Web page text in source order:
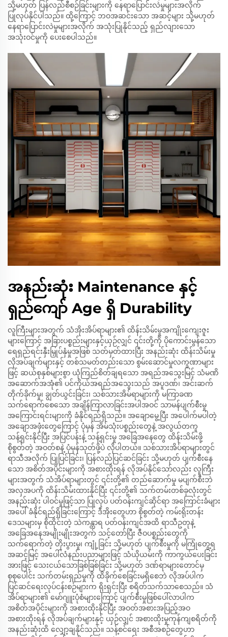
သို့မဟုတ် ပြန်လည်စီစဉ်ခြင်းများကို နေရာပြောင်းလဲမှုများအလိုက်
ပြုလုပ်နိုင်ပါသည်။ ထို့ကြောင့် ဘဝအဆင်းသော အဆင့်များ သို့မဟုတ်
နေရာပြောင်းလဲမှုများအလိုက် အသုံးပြုနိုင်သည့် ရှည်လျားသော
အသုံးဝင်မှုကို ပေးစေပါသည်။
အနည်းဆုံး Maintenance နှင့်
ရှည်ကျော် Age ရှိ Durability
လူကြီးများအတွက် သံအိုးအိပ်ရာများ၏ ထိန်းသိမ်းမှုအကျိုးကျေးဇူး
များကြောင့် အခြားပစ္စည်းများနှင့်ယှဉ်လျှင် ၎င်းတို့ကို ပိုကောင်းမွန်သော
ရေရှည်ရင်းနှီးမြှုပ်နှံမှုအဖြစ် သတ်မှတ်ထားပြီး အနည်းဆုံး ထိန်းသိမ်းမှု
လိုအပ်ချက်များနှင့် တစ်သမတ်တည်းသော စွမ်းဆောင်မှုလက္ခဏာများ
ဖြင့် ဆယ်စုနှစ်များစွာ ယုံကြည်စိတ်ချရသော အရည်အသွေးမြင့် သံမဏိ
အဆောက်အအုံ၏ ပင်ကိုယ်အရည်အသွေးသည် အပူဒဏ်၊ အင်းဆက်
တိုက်ခိုက်မှု၊ ချွတ်ယွင်းခြင်း၊ သစ်သားအိမ်ရာများကို မကြာခဏ
သက်ရောက်စေသော အချိန်ကြာလာခြင်းအပါအဝင် သာမန်ပျက်စီးမှု
အကြောင်းရင်းများကို ခံနိုင်ရည်ရှိသည်။ အချောမွေ့ပြီး အပေါက်မပါတဲ့
အချောအဖုံးတွေကြောင့် ပုံမှန် အိမ်သုံးပစ္စည်းတွေနဲ့ အလွယ်တကူ
သန့်ရှင်းနိုင်ပြီး အပြင်ပန်းနဲ့ သန့်ရှင်းမှု အခြေအနေတွေ ထိန်းသိမ်းဖို့
စိုစွတ်တဲ့ အဝတ်စနဲ့ ပုံမှန်သုတ်ဖို့ပဲ လိုပါတယ်။ သစ်သားအိပ်ရာများတွင်
ရာသီအလိုက် ပြုပြင်ခြင်း၊ ပြန်လည်ပြင်ဆင်ခြင်း သို့မဟုတ် ပျက်စီးနေ
သော အစိတ်အပိုင်းများကို အစားထိုးရန် လိုအပ်နိုင်သော်လည်း လူကြီး
များအတွက် သံအိပ်ရာများတွင် ၎င်းတို့၏ တည်ဆောက်မှု မပျက်စီးဘဲ
အလှအပကို ထိန်းသိမ်းထားနိုင်ပြီး ၎င်းတို့၏ သက်တမ်းတစ်ခုလုံးတွင်
အနည်းဆုံး ပါဝင်မှုဖြင့်သာ ပြုလုပ် ပတ်ဝန်းကျင်ဆိုင်ရာ အကြောင်းခံများ
အပေါ် ခံနိုင်ရည်ရှိခြင်းကြောင့် ဒီအိုးတွေဟာ စိုစွတ်တဲ့ ကမ်းရိုးတန်း
ဒေသများမှ စိုထိုင်းတဲ့ သဲကန္တာရ ပတ်ဝန်းကျင်အထိ ရာသီဥတုနဲ့
အခြေအနေအမျိုးမျိုးအတွက် သင့်တော်ပြီး ဇီဝပစ္စည်းတွေကို
သက်ရောက်တဲ့ တိုးပွားမှု၊ ကျုံ့ခြင်း သို့မဟုတ် ပျက်စီးမှုကို မကြုံတွေ့ရ
အဆင့်မြင့် အပေါ်လံနည်းပညာများဖြင့် သံယိုယမ်းကို ကာကွယ်ပေးခြင်း
အားဖြင့် သေးငယ်သောခြစ်ခြစ်ခြင်း သို့မဟုတ် ဒဏ်ရာများတောင်မှ
စုစုပေါင်း သက်တမ်းရှည်မှုကို ထိခိုက်စေခြင်းမရှိစေဘဲ လိုအပ်ပါက
ပြင်ဆင်ရေးလုပ်ငန်းစဉ်များက ရိုးရှင်းပြီး စရိတ်သက်သာစေသည်။ သံ
အိပ်ရာများ၏ မော်ဂျူးပုံစံများကြောင့် ပျက်စီးမှုဖြစ်ပေါ်လာပါက
အစိတ်အပိုင်းများကို အစားထိုးနိုင်ပြီး အဝတ်အစားအပြည့်အဝ
အစားထိုးရန် လိုအပ်ချက်များနှင့် ယှဉ်လျှင် အစားထိုးမှုကုန်ကျစရိတ်ကို
အနည်းဆုံးထိ လျှော့ချနိုင်သည်။ သန့်စင်ရေး အစီအစဉ်တွေဟာ